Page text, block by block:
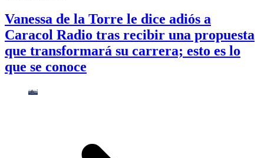
Vanessa de la Torre le dice adiós a
Caracol Radio tras recibir una propuesta
que transformará su carrera; esto es lo
que se conoce